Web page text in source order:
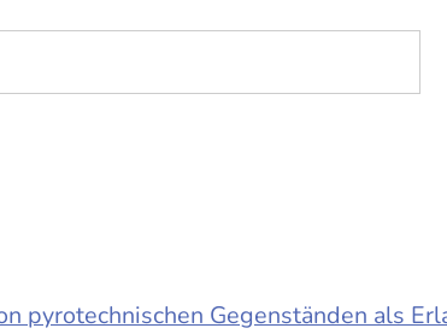
pyrotechnischen Gegenständen als